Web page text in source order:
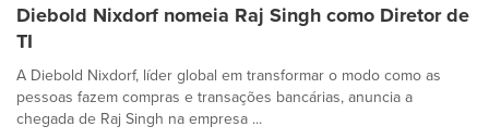
Diebold Nixdorf nomeia Raj Singh como Diretor de
TI
A Diebold Nixdorf, líder global em transformar o modo como as
pessoas fazem compras e transações bancárias, anuncia a
chegada de Raj Singh na empresa ...